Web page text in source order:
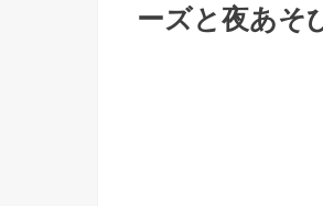
ーズと夜あそ